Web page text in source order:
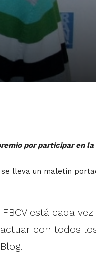
por participar en
se lleva un maletín
está cada
con todos